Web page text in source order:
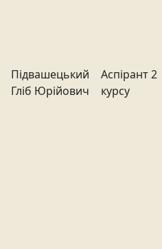
Підвашецький
Гліб Юрійович
Аспірант 2
курсу